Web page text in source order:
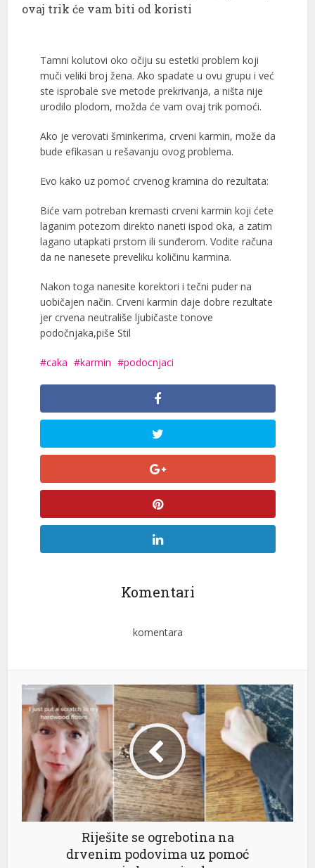
ovaj trik će vam biti od koristi
Tamni kolutovi oko očiju su estetki problem koji
muči veliki broj žena. Ako spadate u ovu grupu i već
ste isprobale sve metode prekrivanja, a ništa nije
urodilo plodom, možda će vam ovaj trik pomoći.
Ako je verovati šminkerima, crveni karmin, može da
bude efikasan u rešavanju ovog problema.
Evo kako uz pomoć crvenog kramina do rezultata:
Biće vam potreban kremasti crveni karmin koji ćete
laganim potezom direkto naneti ispod oka, a zatim
lagano utapkati prstom ili sunđerom. Vodite računa
da ne nanesete preveliku količinu karmina.
Nakon toga nanesite korektori i tečni puder na
uobičajen način. Crveni karmin daje dobre rezultate
jer crvena neutrališe ljubičaste tonove
podočnjaka,piše Stil
caka karmin podocnjaci
Komentari
komentara
Riješite se ogrebotina na
drvenim podovima uz pomoć